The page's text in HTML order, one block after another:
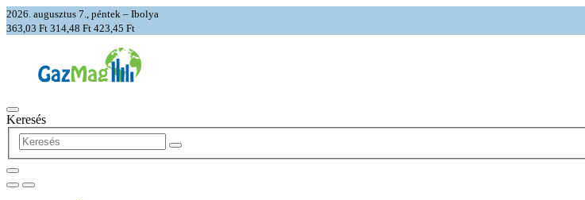
2026. augusztus 7., péntek – Ibolya
363,03 Ft 314,48 Ft 423,45 Ft
Keresés